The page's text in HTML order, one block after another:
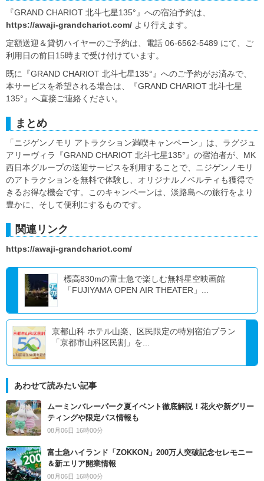
『GRAND CHARIOT 北斗七星135°』への宿泊予約は、
https://awaji-grandchariot.com/ より行えます。
定額送迎＆貸切ハイヤーのご予約は、電話 06-6562-5489 にて、ご
利用日の前日15時まで受け付けています。
既に『GRAND CHARIOT 北斗七星135°』へのご予約がお済みで、
本サービスを希望される場合は、『GRAND CHARIOT 北斗七星
135°』へ直接ご連絡ください。
まとめ
「ニジゲンノモリ アトラクション満喫キャンペーン」は、ラグジュ
アリーヴィラ『GRAND CHARIOT 北斗七星135°』の宿泊者が、MK
西日本グループの送迎サービスを利用することで、ニジゲンノモリ
のアトラクションを無料で体験し、オリジナルノベルティも獲得で
きるお得な機会です。このキャンペーンは、淡路島への旅行をより
豊かに、そして便利にするものです。
関連リンク
https://awaji-grandchariot.com/
標高830mの富士急で楽しむ無料星空映画館
「FUJIYAMA OPEN AIR THEATER」...
京都山科 ホテル山楽、区民限定の特別宿泊プラン
「京都市山科区民割」を...
あわせて読みたい記事
ムーミンバレーパーク夏イベント徹底解説！花火や新グリー
ティングや限定パス情報も
08月06日 16時00分
富士急ハイランド「ZOKKON」200万人突破記念セレモニー
＆新エリア開業情報
08月06日 16時00分